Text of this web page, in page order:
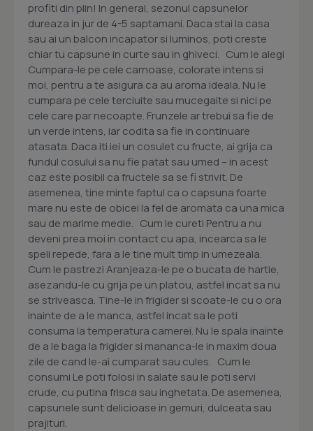
profiti din plin! In general, sezonul capsunelor
dureaza in jur de 4-5 saptamani. Daca stai la casa
sau ai un balcon incapator si luminos, poti creste
chiar tu capsune in curte sau in ghiveci. Cum le alegi
Cumpara-le pe cele carnoase, colorate intens si
moi, pentru a te asigura ca au aroma ideala. Nu le
cumpara pe cele terciuite sau mucegaite si nici pe
cele care par necoapte. Frunzele ar trebui sa fie de
un verde intens, iar codita sa fie in continuare
atasata. Daca iti iei un cosulet cu fructe, ai grija ca
fundul cosului sa nu fie patat sau umed – in acest
caz este posibil ca fructele sa se fi strivit. De
asemenea, tine minte faptul ca o capsuna foarte
mare nu este de obicei la fel de aromata ca una mica
sau de marime medie. Cum le cureti Pentru a nu
deveni prea moi in contact cu apa, incearca sa le
speli repede, fara a le tine mult timp in umezeala.
Cum le pastrezi Aranjeaza-le pe o bucata de hartie,
asezandu-le cu grija pe un platou, astfel incat sa nu
se striveasca. Tine-le in frigider si scoate-le cu o ora
inainte de a le manca, astfel incat sa le poti
consuma la temperatura camerei. Nu le spala inainte
de a le baga la frigider si mananca-le in maxim doua
zile de cand le-ai cumparat sau cules. Cum le
consumi Le poti folosi in salate sau le poti servi
crude, cu putina frisca sau inghetata. De asemenea,
capsunele sunt delicioase in gemuri, dulceata sau
prajituri.